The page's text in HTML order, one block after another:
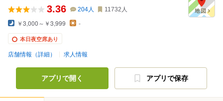
3.36 204人 11732 人
￥3,000～￥3,999 -
本日夜空席あり
店舗情報（詳細） 求人情報
アプリで開く アプリで保存